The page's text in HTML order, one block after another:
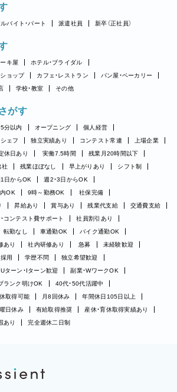
バイト・パート 派遣社員 新卒（正社員）
キ屋
ホテル・ブライダル
ショップ
カフェ・レストラン
パン屋・ベーカリー
学校・教室 その他
がす
分以内 オープニング
個人経営
ェフ 独立実績あり コンテスト常連
上場企業
休日あり 実働7.5時間
残業月20時間以下
社 残業ほぼなし 早上がりあり
シフト制
日からOK
週2・3日からOK
OK 9時～勤務OK
社保完備
昇給あり 賞与あり 残業代支給
交通費支給
コンテスト費サポート
社員割引あり
転勤なし 車通勤OK
バイク通勤OK
あり 社内研修あり 急募
未経験歓迎
用 学歴不問
独立希望歓迎
Uターン・Iターン歓迎
副業・WワークOK
ランク明けOK
40代・50代活躍中
取得可能 月8回休み
年間休日105日以上
日休み 有給取得推奨
産休・育休取得実績あり
あり 完全週休二日制